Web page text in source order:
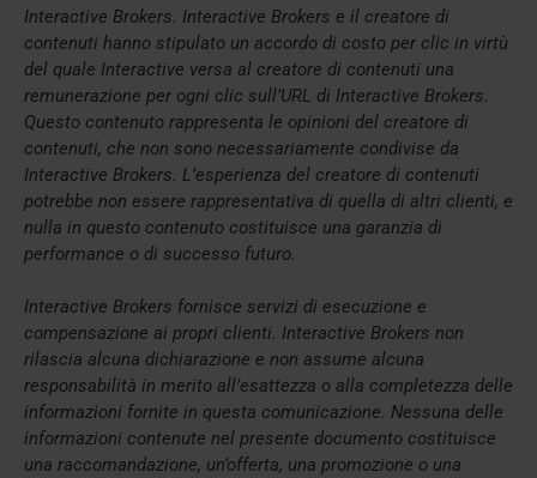
Interactive Brokers. Interactive Brokers e il creatore di
contenuti hanno stipulato un accordo di costo per clic in virtù
del quale Interactive versa al creatore di contenuti una
remunerazione per ogni clic sull’URL di Interactive Brokers.
Questo contenuto rappresenta le opinioni del creatore di
contenuti, che non sono necessariamente condivise da
Interactive Brokers. L’esperienza del creatore di contenuti
potrebbe non essere rappresentativa di quella di altri clienti, e
nulla in questo contenuto costituisce una garanzia di
performance o di successo futuro.
Interactive Brokers fornisce servizi di esecuzione e
compensazione ai propri clienti. Interactive Brokers non
rilascia alcuna dichiarazione e non assume alcuna
responsabilità in merito all’esattezza o alla completezza delle
informazioni fornite in questa comunicazione. Nessuna delle
informazioni contenute nel presente documento costituisce
una raccomandazione, un’offerta, una promozione o una